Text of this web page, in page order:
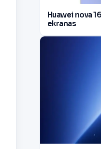
Huawei nova
ekranas